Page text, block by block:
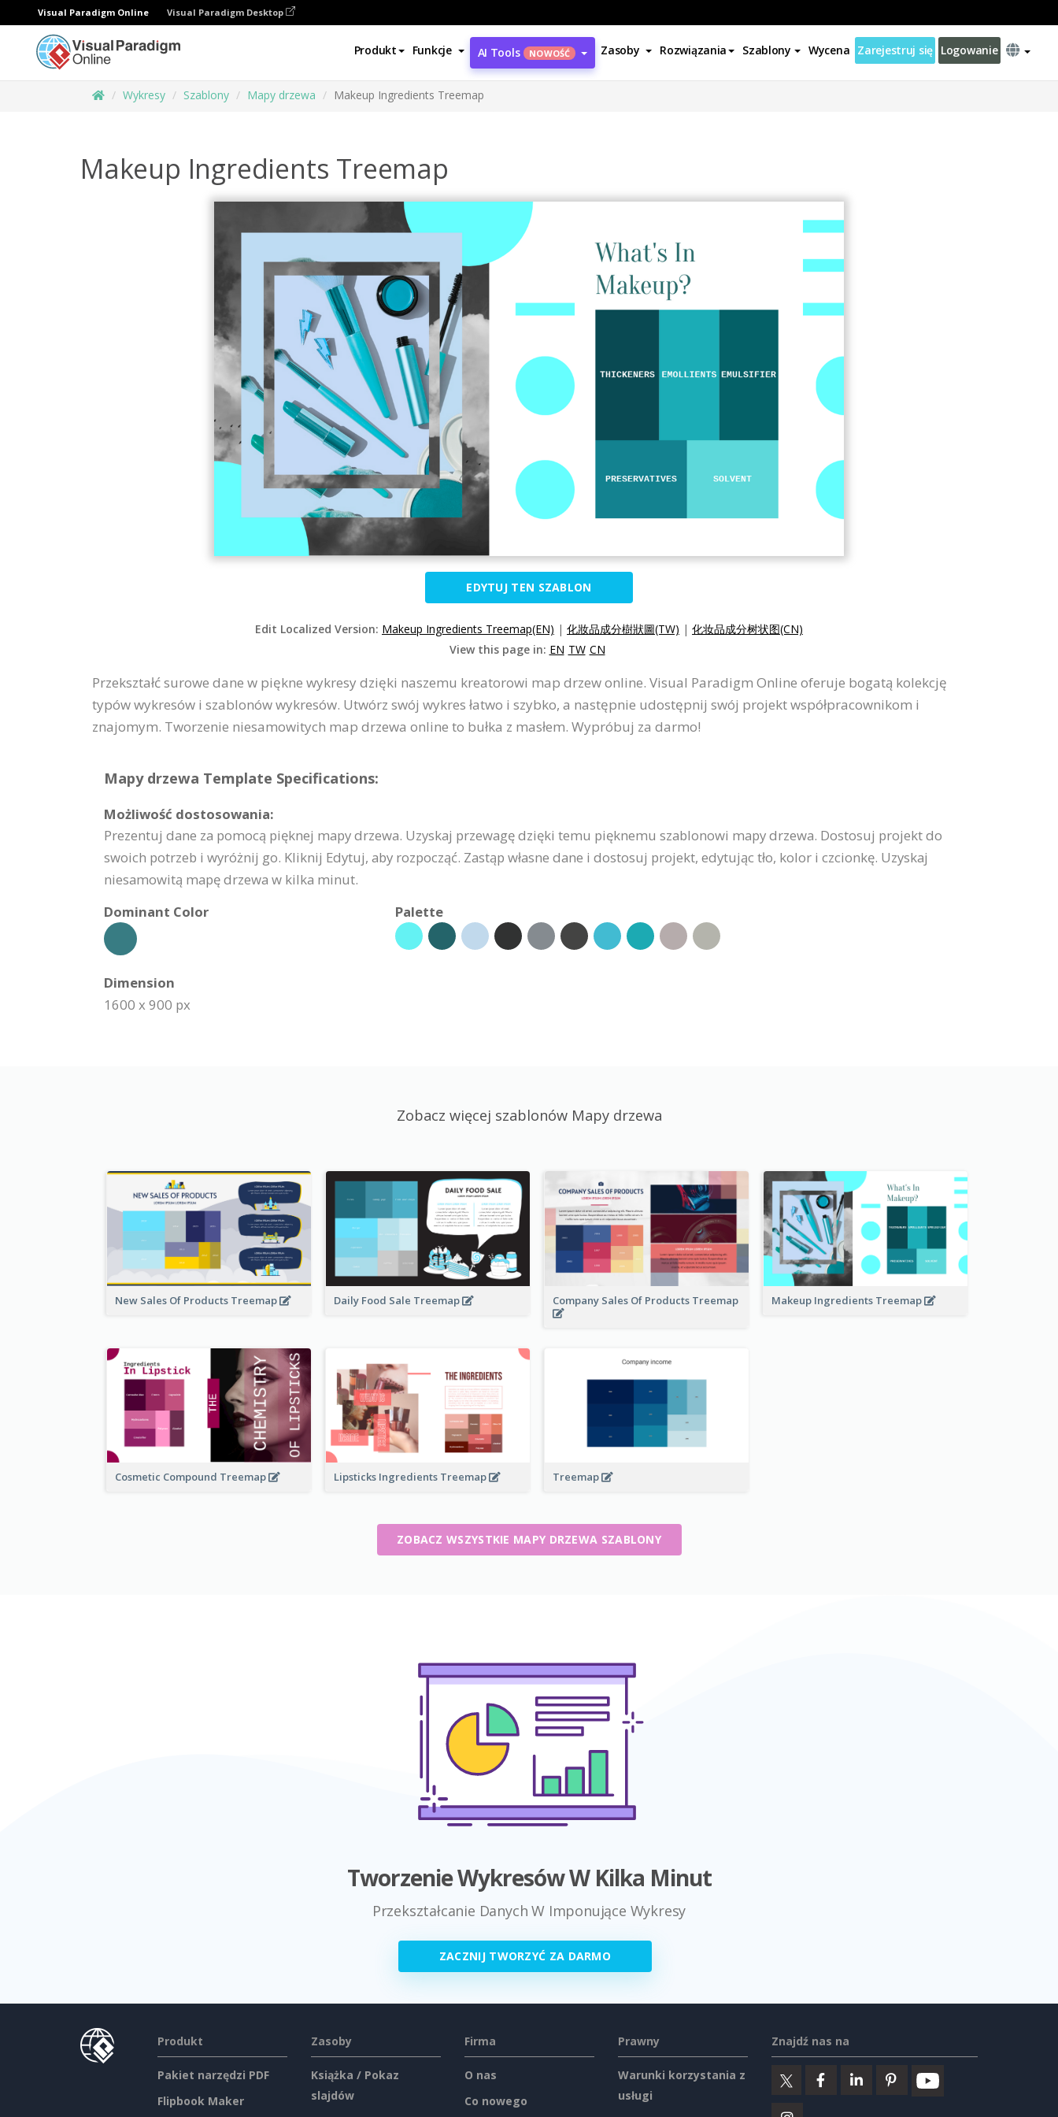
Visual Paradigm Online Visual Paradigm Desktop
Produkt Funkcje AI Tools NOWOŚĆ Zasoby Rozwiązania Szablony Wycena Zarejestruj się Logowanie
Wykresy Szablony Mapy drzewa Makeup Ingredients Treemap
Makeup Ingredients Treemap
EDYTUJ TEN SZABLON
Edit Localized Version: Makeup Ingredients Treemap(EN) | 化妝品成分樹狀圖(TW) | 化妆品成分树状图(CN)
View this page in: EN TW CN
Przekształć surowe dane w piękne wykresy dzięki naszemu kreatorowi map drzew online. Visual Paradigm Online oferuje bogatą kolekcję
typów wykresów i szablonów wykresów. Utwórz swój wykres łatwo i szybko, a następnie udostępnij swój projekt współpracownikom i
znajomym. Tworzenie niesamowitych map drzewa online to bułka z masłem. Wypróbuj za darmo!
Mapy drzewa Template Specifications:
Możliwość dostosowania:
Prezentuj dane za pomocą pięknej mapy drzewa. Uzyskaj przewagę dzięki temu pięknemu szablonowi mapy drzewa. Dostosuj projekt do
swoich potrzeb i wyróżnij go. Kliknij Edytuj, aby rozpocząć. Zastąp własne dane i dostosuj projekt, edytując tło, kolor i czcionkę. Uzyskaj
niesamowitą mapę drzewa w kilka minut.
Dominant Color
Palette
Dimension
1600 x 900 px
Zobacz więcej szablonów Mapy drzewa
New Sales Of Products Treemap Daily Food Sale Treemap Company Sales Of Products Treemap Makeup Ingredients Treemap
Cosmetic Compound Treemap Lipsticks Ingredients Treemap Treemap
ZOBACZ WSZYSTKIE MAPY DRZEWA SZABLONY
Tworzenie Wykresów W Kilka Minut
Przekształcanie Danych W Imponujące Wykresy
ZACZNIJ TWORZYĆ ZA DARMO
Produkt
Pakiet narzędzi PDF
Flipbook Maker
Zasoby
Książka / Pokaz
slajdów
Firma
O nas
Co nowego
Prawny
Warunki korzystania z
usługi
Znajdź nas na